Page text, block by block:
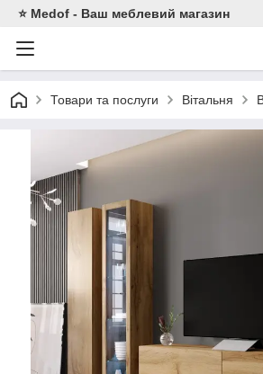
⭐ Medof - Ваш меблевий магазин
Товари та послуги Вітальня